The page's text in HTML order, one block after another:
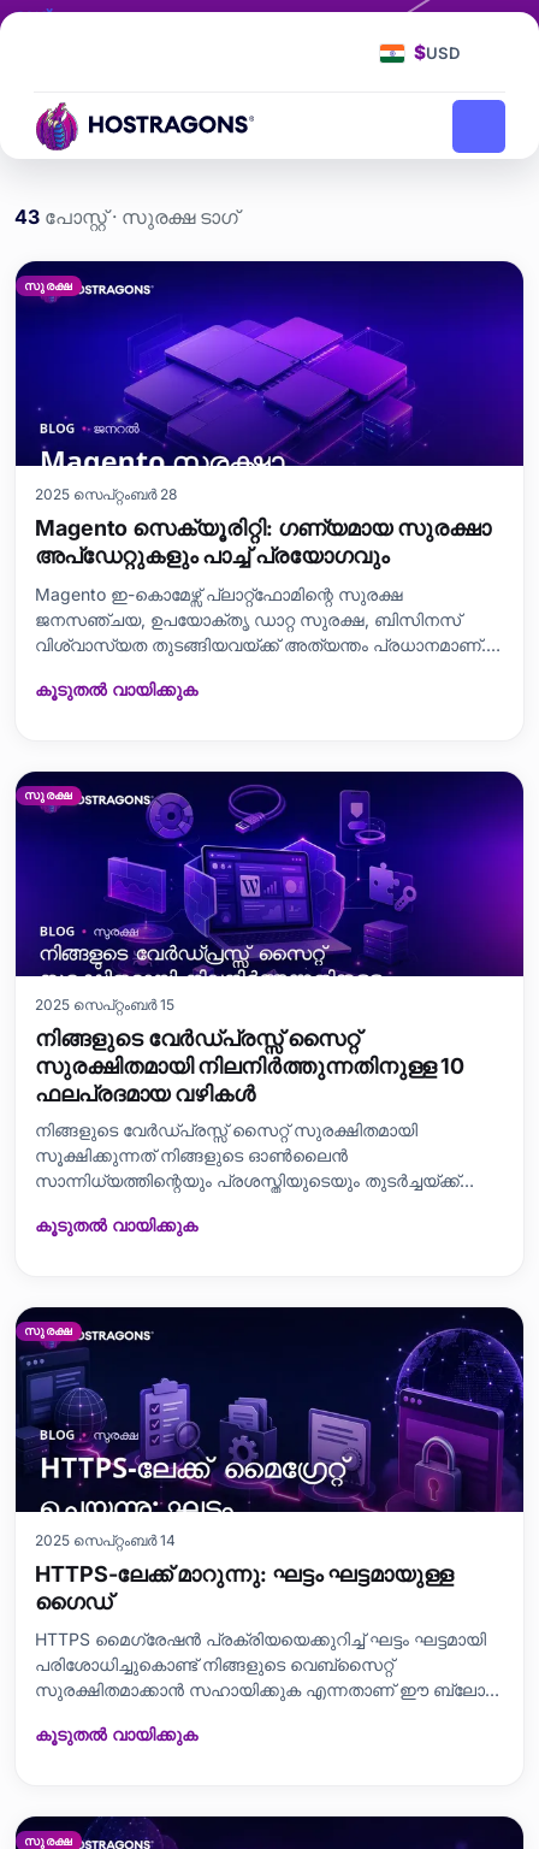
$USD
ടാഗ്
ഹോംപേജ് ബ്ലോഗ് സുരക്ഷ
43 പോസ്റ്റ് · സുരക്ഷ ടാഗ്
സുരക്ഷ etiketi yazıları
സുരക്ഷ
2025 സെപ്റ്റംബർ 28
Magento സെക്യൂരിറ്റി: ഗണ്യമായ സുരക്ഷാ
അപ്ഡേറ്റുകളും പാച്ച് പ്രയോഗവും
Magento ഇ-കൊമേഴ്സ് പ്ലാറ്റ്ഫോമിന്റെ സുരക്ഷ
ജനസഞ്ചയ, ഉപയോക്തൃ ഡാറ്റ സുരക്ഷ, ബിസിനസ്
വിശ്വാസ്യത തുടങ്ങിയവയ്ക്ക് അത്യന്തം പ്രധാനമാണ്.
വിശകലനം ചെയ്ത്, സുരക്ഷാ പ്രശ്നങ്ങളുടെ
പ്രവർത്തനങ്ങളെയും, ക്
കൂടുതൽ വായിക്കുക
സുരക്ഷ
2025 സെപ്റ്റംബർ 15
നിങ്ങളുടെ വേർഡ്പ്രസ്സ് സൈറ്റ്
സുരക്ഷിതമായി നിലനിർത്തുന്നതിനുള്ള 10
ഫലപ്രദമായ വഴികൾ
നിങ്ങളുടെ വേർഡ്പ്രസ്സ് സൈറ്റ് സുരക്ഷിതമായി
സൂക്ഷിക്കുന്നത് നിങ്ങളുടെ ഓൺലൈൻ
സാന്നിധ്യത്തിന്റെയും പ്രശസ്തിയുടെയും തുടർച്ചയ്ക്ക്
വേർഡ്പ്രസ്സ് സൈറ്റ് സംരക്ഷിക്കുന്നതിനുള്ള 10
ഉപയോഗിക്കുന്നതിന്റെ ആനുകൂല്യ
കൂടുതൽ വായിക്കുക
സുരക്ഷ
2025 സെപ്റ്റംബർ 14
HTTPS-ലേക്ക് മാറുന്നു: ഘട്ടം ഘട്ടമായുള്ള
ഗൈഡ്
HTTPS മൈഗ്രേഷൻ പ്രക്രിയയെക്കുറിച്ച് ഘട്ടം ഘട്ടമായി
പരിശോധിച്ചുകൊണ്ട് നിങ്ങളുടെ വെബ്‌സൈറ്റ്
സുരക്ഷിതമാക്കാൻ സഹായിക്കുക എന്നതാണ് ഈ ബ്ലോഗ്
എങ്ങനെ? എന്ന വിഭാഗം ഈ പരിവർത്തനത്തിന്റെ
വിശദീ
കൂടുതൽ വായിക്കുക
സുരക്ഷ